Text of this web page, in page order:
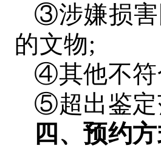
③涉嫌损害
的文物;
④其他不符
⑤超出鉴定
四、预约